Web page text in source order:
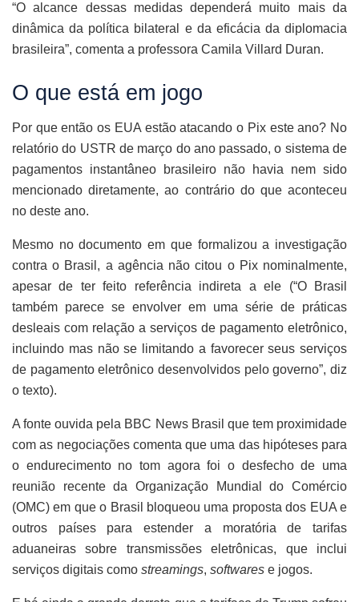
“O alcance dessas medidas dependerá muito mais da
dinâmica da política bilateral e da eficácia da diplomacia
brasileira”, comenta a professora Camila Villard Duran.
O que está em jogo
Por que então os EUA estão atacando o Pix este ano? No
relatório do USTR de março do ano passado, o sistema de
pagamentos instantâneo brasileiro não havia nem sido
mencionado diretamente, ao contrário do que aconteceu
no deste ano.
Mesmo no documento em que formalizou a investigação
contra o Brasil, a agência não citou o Pix nominalmente,
apesar de ter feito referência indireta a ele (“O Brasil
também parece se envolver em uma série de práticas
desleais com relação a serviços de pagamento eletrônico,
incluindo mas não se limitando a favorecer seus serviços
de pagamento eletrônico desenvolvidos pelo governo”, diz
o texto).
A fonte ouvida pela BBC News Brasil que tem proximidade
com as negociações comenta que uma das hipóteses para
o endurecimento no tom agora foi o desfecho de uma
reunião recente da Organização Mundial do Comércio
(OMC) em que o Brasil bloqueou uma proposta dos EUA e
outros países para estender a moratória de tarifas
aduaneiras sobre transmissões eletrônicas, que inclui
serviços digitais como streamings, softwares e jogos.